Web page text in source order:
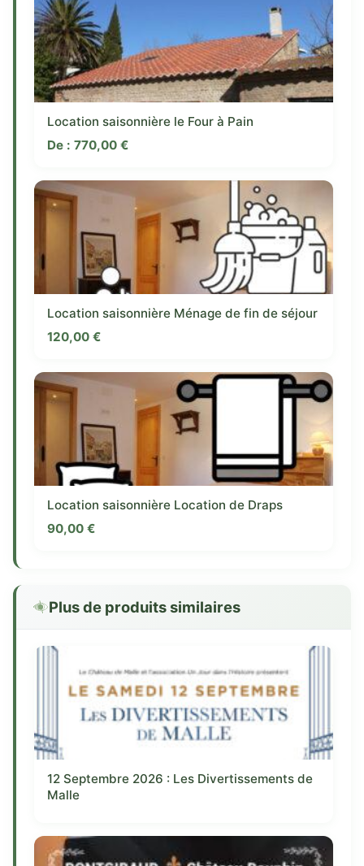
Location saisonnière le Four à Pain
De : 770,00 €
Location saisonnière Ménage de fin de séjour
120,00 €
Location saisonnière Location de Draps
90,00 €
Plus de produits similaires
12 Septembre 2026 : Les Divertissements de
Malle